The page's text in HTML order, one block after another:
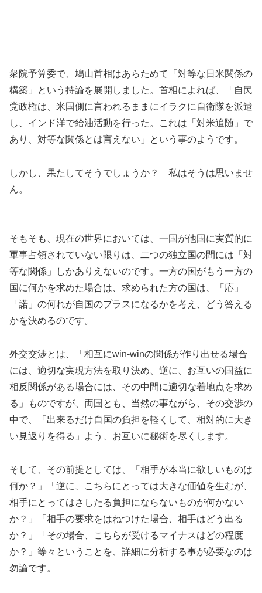
衆院予算委で、鳩山首相はあらためて「対等な日米関係の
構築」という持論を展開しました。首相によれば、「自民
党政権は、米国側に言われるままにイラクに自衛隊を派遣
し、インド洋で給油活動を行った。これは「対米追随」で
あり、対等な関係とは言えない」という事のようです。
しかし、果たしてそうでしょうか？ 私はそうは思いませ
ん。
そもそも、現在の世界においては、一国が他国に実質的に
軍事占領されていない限りは、二つの独立国の間には「対
等な関係」しかありえないのです。一方の国がもう一方の
国に何かを求めた場合は、求められた方の国は、「応」
「諾」の何れが自国のプラスになるかを考え、どう答える
かを決めるのです。
外交交渉とは、「相互にwin-winの関係が作り出せる場合
には、適切な実現方法を取り決め、逆に、お互いの国益に
相反関係がある場合には、その中間に適切な着地点を求め
る」ものですが、両国とも、当然の事ながら、その交渉の
中で、「出来るだけ自国の負担を軽くして、相対的に大き
い見返りを得る」よう、お互いに秘術を尽くします。
そして、その前提としては、「相手が本当に欲しいものは
何か？」「逆に、こちらにとっては大きな価値を生むが、
相手にとってはさしたる負担にならないものが何かない
か？」「相手の要求をはねつけた場合、相手はどう出る
か？」「その場合、こちらが受けるマイナスはどの程度
か？」等々ということを、詳細に分析する事が必要なのは
勿論です。